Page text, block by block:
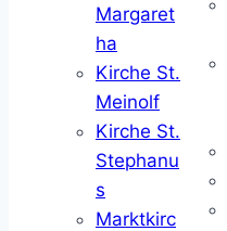
Margaret
ha
Kirche St.
Meinolf
Kirche St.
Stephanu
s
Marktkirc